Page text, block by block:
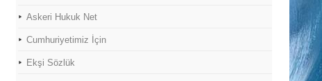
Askeri Hukuk Net
Cumhuriyetimiz İçin
Ekşi Sözlük